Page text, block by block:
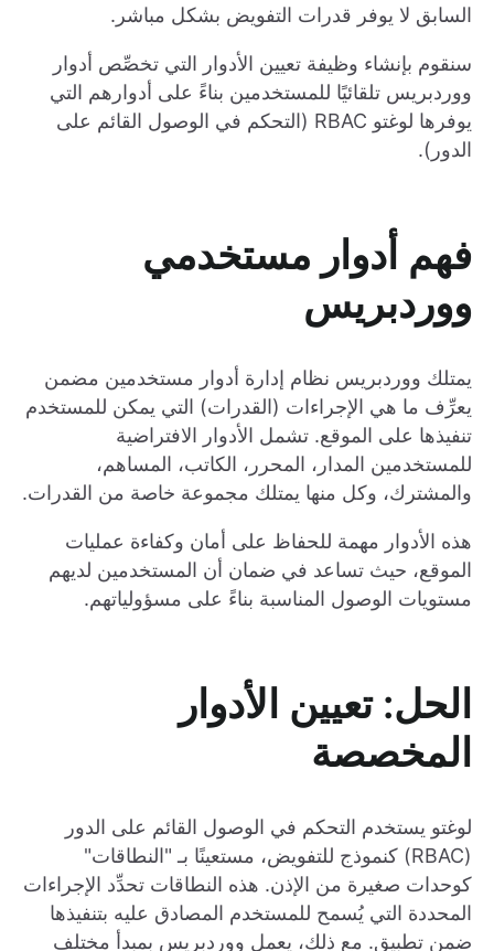
السابق لا يوفر قدرات التفويض بشكل مباشر.
سنقوم بإنشاء وظيفة تعيين الأدوار التي تخصِّص أدوار
ووردبريس تلقائيًا للمستخدمين بناءً على أدوارهم التي
يوفرها لوغتو RBAC (التحكم في الوصول القائم على
الدور).
فهم أدوار مستخدمي
ووردبريس
يمتلك ووردبريس نظام إدارة أدوار مستخدمين مضمن
يعرِّف ما هي الإجراءات (القدرات) التي يمكن للمستخدم
تنفيذها على الموقع. تشمل الأدوار الافتراضية
للمستخدمين المدار، المحرر، الكاتب، المساهم،
والمشترك، وكل منها يمتلك مجموعة خاصة من القدرات.
هذه الأدوار مهمة للحفاظ على أمان وكفاءة عمليات
الموقع، حيث تساعد في ضمان أن المستخدمين لديهم
مستويات الوصول المناسبة بناءً على مسؤولياتهم.
الحل: تعيين الأدوار
المخصصة
لوغتو يستخدم التحكم في الوصول القائم على الدور
(RBAC) كنموذج للتفويض، مستعينًا بـ "النطاقات"
كوحدات صغيرة من الإذن. هذه النطاقات تحدِّد الإجراءات
المحددة التي يُسمح للمستخدم المصادق عليه بتنفيذها
ضمن تطبيق. مع ذلك، يعمل ووردبريس بمبدأ مختلف